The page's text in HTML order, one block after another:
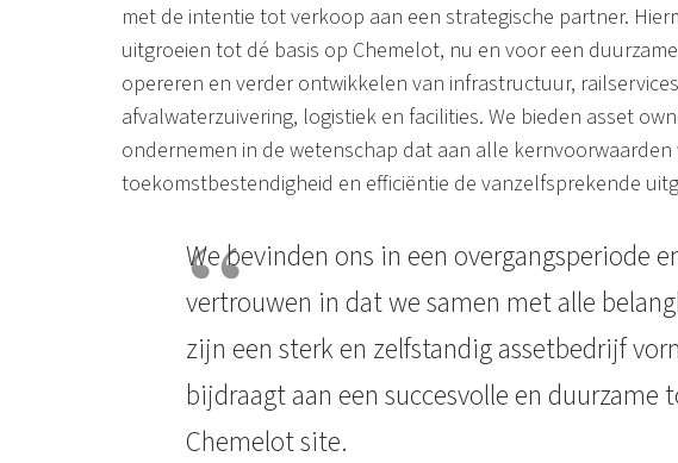
met de intentie tot verkoop aan een strategische partner.
uitgroeien tot dé basis op Chemelot, nu en voor een
opereren en verder ontwikkelen van infrastructuur,
afvalwaterzuivering, logistiek en facilities. We bieden asset
ondernemen in de wetenschap dat aan alle
toekomstbestendigheid en efficiëntie de vanzelfsprekende
We bevinden ons in een overgangsperiode
vertrouwen in dat we samen met alle
zijn een sterk en zelfstandig assetbedrijf
bijdraagt aan een succesvolle en duurzame
Chemelot site.